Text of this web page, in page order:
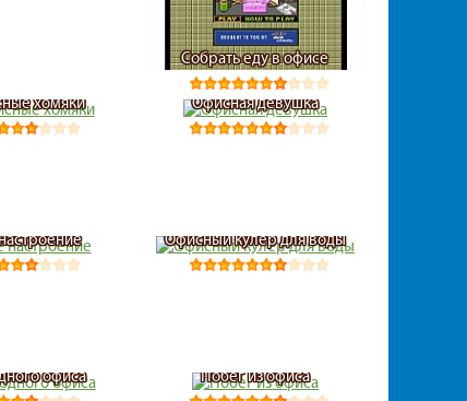
Собрать еду в офисе
хомяки Офисная девушка
Офисный кулер для воды
офиса Побег из офиса